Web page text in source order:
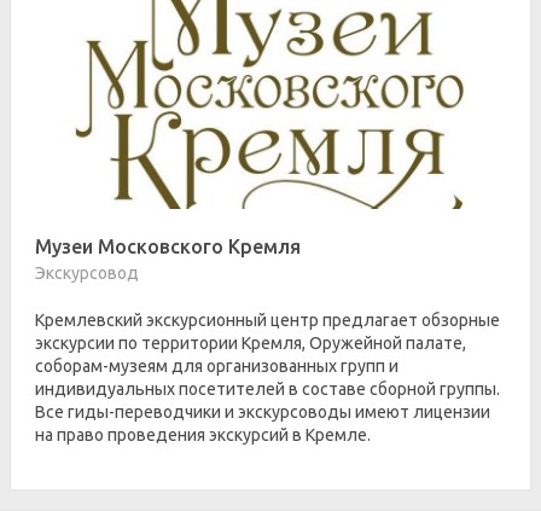
Музеи Московского Кремля
Экскурсовод
Кремлевский экскурсионный центр предлагает обзорные
экскурсии по территории Кремля, Оружейной палате,
соборам-музеям для организованных групп и
индивидуальных посетителей в составе сборной группы.
Все гиды-переводчики и экскурсоводы имеют лицензии
на право проведения экскурсий в Кремле.